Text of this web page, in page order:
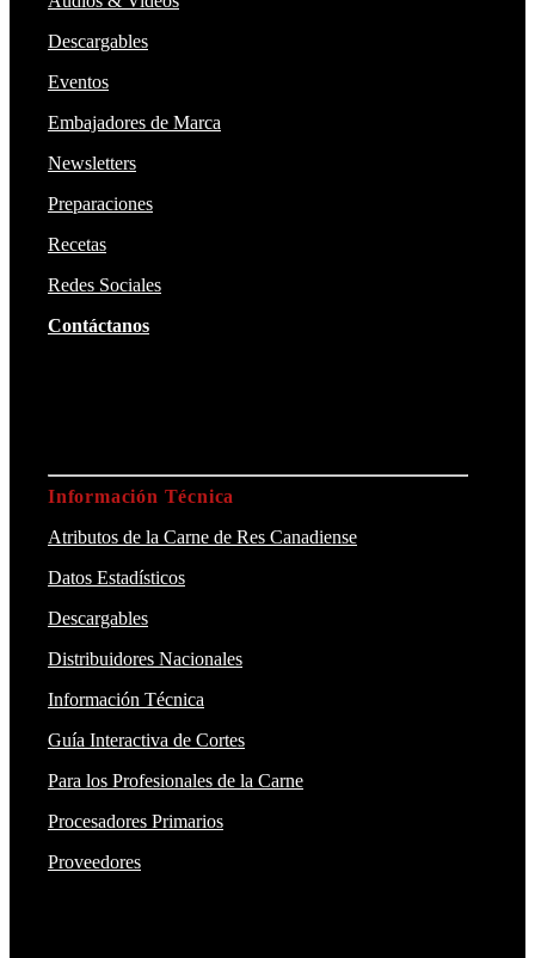
Descargables
Eventos
Embajadores de Marca
Newsletters
Preparaciones
Recetas
Redes Sociales
Contáctanos
Información Técnica
Atributos de la Carne de Res Canadiense
Datos Estadísticos
Descargables
Distribuidores Nacionales
Información Técnica
Guía Interactiva de Cortes
Para los Profesionales de la Carne
Procesadores Primarios
Proveedores